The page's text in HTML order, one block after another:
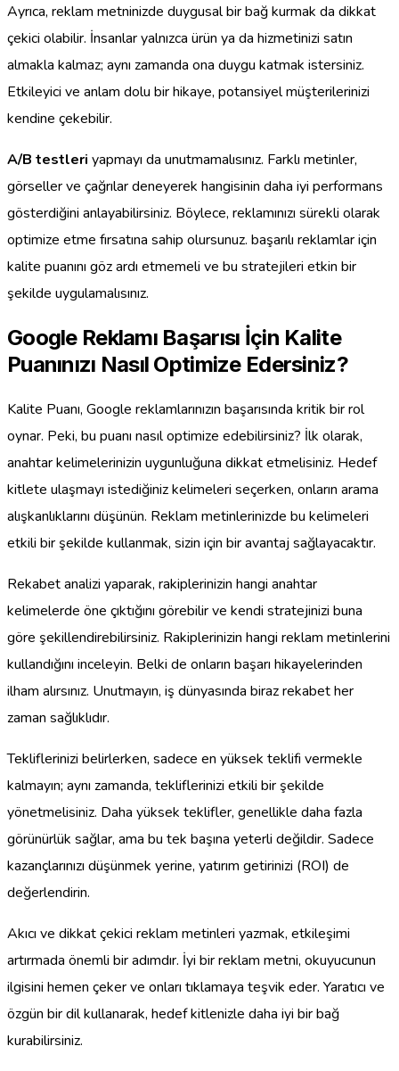
Ayrıca, reklam metninizde duygusal bir bağ kurmak da dikkat
çekici olabilir. İnsanlar yalnızca ürün ya da hizmetinizi satın
almakla kalmaz; aynı zamanda ona duygu katmak istersiniz.
Etkileyici ve anlam dolu bir hikaye, potansiyel müşterilerinizi
kendine çekebilir.
A/B testleri yapmayı da unutmamalısınız. Farklı metinler,
görseller ve çağrılar deneyerek hangisinin daha iyi performans
gösterdiğini anlayabilirsiniz. Böylece, reklamınızı sürekli olarak
optimize etme fırsatına sahip olursunuz. başarılı reklamlar için
kalite puanını göz ardı etmemeli ve bu stratejileri etkin bir
şekilde uygulamalısınız.
Google Reklamı Başarısı İçin Kalite
Puanınızı Nasıl Optimize Edersiniz?
Kalite Puanı, Google reklamlarınızın başarısında kritik bir rol
oynar. Peki, bu puanı nasıl optimize edebilirsiniz? İlk olarak,
anahtar kelimelerinizin uygunluğuna dikkat etmelisiniz. Hedef
kitlete ulaşmayı istediğiniz kelimeleri seçerken, onların arama
alışkanlıklarını düşünün. Reklam metinlerinizde bu kelimeleri
etkili bir şekilde kullanmak, sizin için bir avantaj sağlayacaktır.
Rekabet analizi yaparak, rakiplerinizin hangi anahtar
kelimelerde öne çıktığını görebilir ve kendi stratejinizi buna
göre şekillendirebilirsiniz. Rakiplerinizin hangi reklam metinlerini
kullandığını inceleyin. Belki de onların başarı hikayelerinden
ilham alırsınız. Unutmayın, iş dünyasında biraz rekabet her
zaman sağlıklıdır.
Tekliflerinizi belirlerken, sadece en yüksek teklifi vermekle
kalmayın; aynı zamanda, tekliflerinizi etkili bir şekilde
yönetmelisiniz. Daha yüksek teklifler, genellikle daha fazla
görünürlük sağlar, ama bu tek başına yeterli değildir. Sadece
kazançlarınızı düşünmek yerine, yatırım getirinizi (ROI) de
değerlendirin.
Akıcı ve dikkat çekici reklam metinleri yazmak, etkileşimi
artırmada önemli bir adımdır. İyi bir reklam metni, okuyucunun
ilgisini hemen çeker ve onları tıklamaya teşvik eder. Yaratıcı ve
özgün bir dil kullanarak, hedef kitlenizle daha iyi bir bağ
kurabilirsiniz.